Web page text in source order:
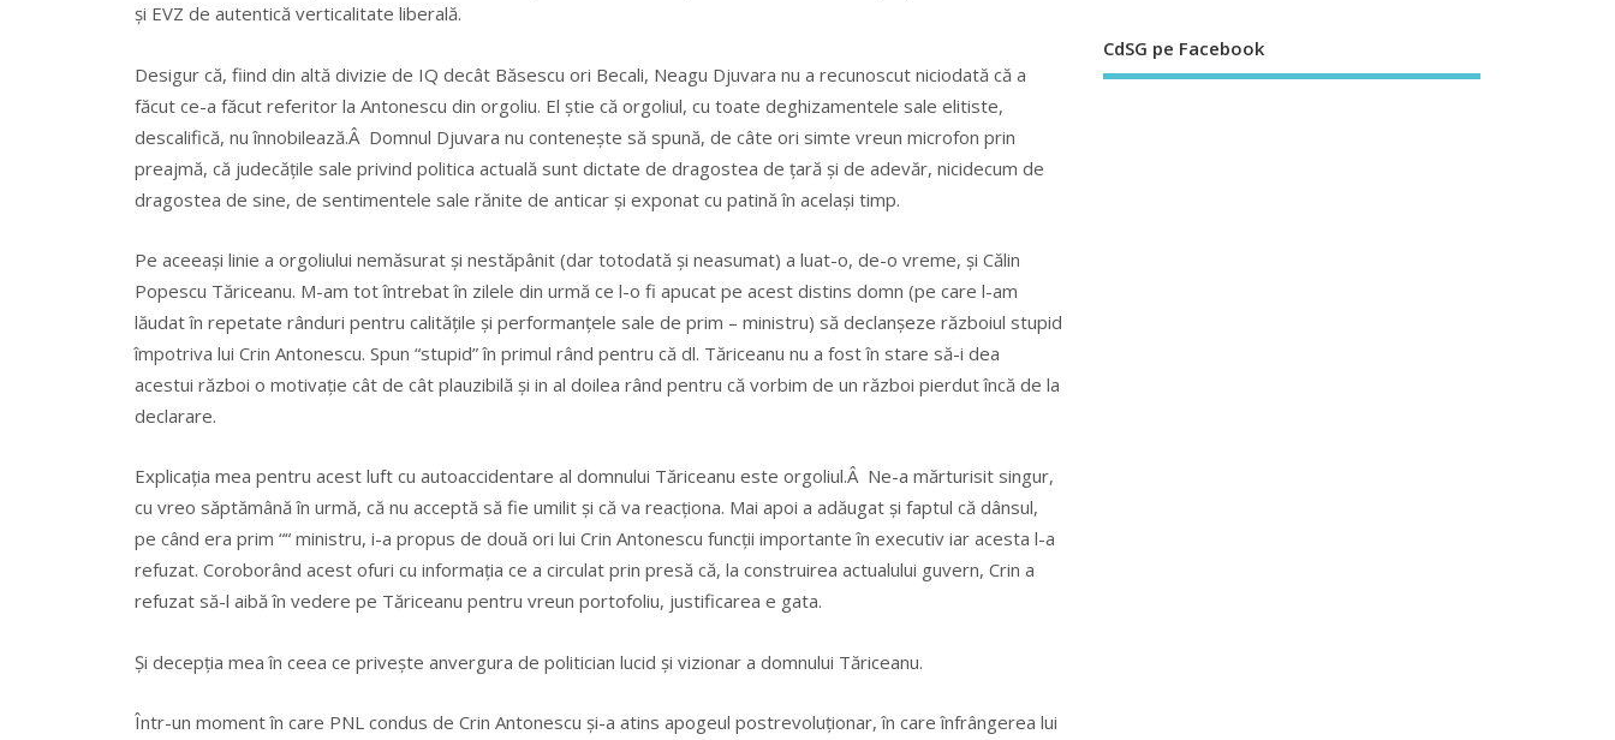
și EVZ de autentică verticalitate liberală.
Desigur că, fiind din altă divizie de IQ decât Băsescu ori Becali, Neagu Djuvara nu a recunoscut niciodată că a
făcut ce-a făcut referitor la Antonescu din orgoliu. El știe că orgoliul, cu toate deghizamentele sale elitiste,
descalifică, nu înnobilează.Â Domnul Djuvara nu contenește să spună, de câte ori simte vreun microfon prin
preajmă, că judecățile sale privind politica actuală sunt dictate de dragostea de țară și de adevăr, nicidecum de
dragostea de sine, de sentimentele sale rănite de anticar și exponat cu patină în același timp.
Pe aceeași linie a orgoliului nemăsurat și nestăpânit (dar totodată și neasumat) a luat-o, de-o vreme, și Călin
Popescu Tăriceanu. M-am tot întrebat în zilele din urmă ce l-o fi apucat pe acest distins domn (pe care l-am
lăudat în repetate rânduri pentru calitățile și performanțele sale de prim – ministru) să declanșeze războiul stupid
împotriva lui Crin Antonescu. Spun “stupid” în primul rând pentru că dl. Tăriceanu nu a fost în stare să-i dea
acestui război o motivație cât de cât plauzibilă și in al doilea rând pentru că vorbim de un război pierdut încă de la
declarare.
Explicația mea pentru acest luft cu autoaccidentare al domnului Tăriceanu este orgoliul.Â Ne-a mărturisit singur,
cu vreo săptămână în urmă, că nu acceptă să fie umilit și că va reacționa. Mai apoi a adăugat și faptul că dânsul,
pe când era prim ““ ministru, i-a propus de două ori lui Crin Antonescu funcții importante în executiv iar acesta l-a
refuzat. Coroborând acest ofuri cu informația ce a circulat prin presă că, la construirea actualului guvern, Crin a
refuzat să-l aibă în vedere pe Tăriceanu pentru vreun portofoliu, justificarea e gata.
Și decepția mea în ceea ce privește anvergura de politician lucid și vizionar a domnului Tăriceanu.
Într-un moment în care PNL condus de Crin Antonescu și-a atins apogeul postrevoluționar, în care înfrângerea lui
CdSG pe Facebook